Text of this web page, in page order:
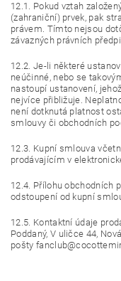
12.1. Pokud vztah
(zahraniční) prvek, pak
právem. Tímto nejsou
závazných právních
12.2. Je-li některé
neúčinné, nebo se
nastoupí ustanovení,
nejvíce přibližuje.
není dotknutá platnost
smlouvy či obchodních
12.3. Kupní smlouva
prodávajícím v
12.4. Přílohu obchodních
odstoupení od kupní
12.5. Kontaktní údaje
Poddaný, V uličce 44,
pošty